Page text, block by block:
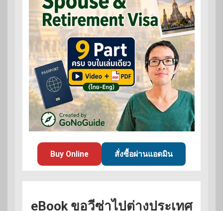
Buy Online สั่งซื้อผ่านแอดมิน
eBook ขอวีซ่าไปต่างประเทศ